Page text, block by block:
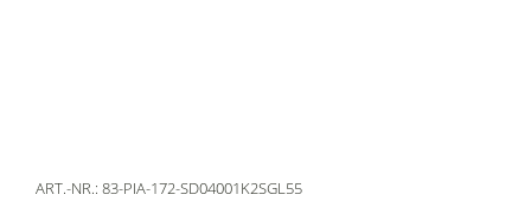
ART.-NR.: 83-PIA-172-SD04001K2SGL55